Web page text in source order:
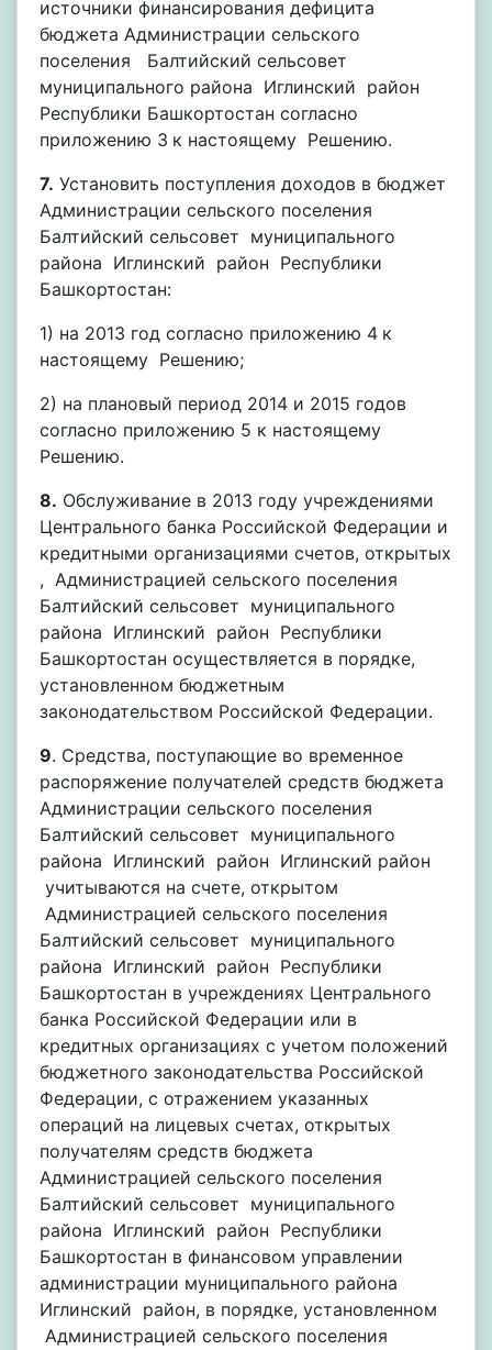
источники финансирования дефицита
бюджета Администрации сельского
поселения Балтийский сельсовет
муниципального района Иглинский район
Республики Башкортостан согласно
приложению 3 к настоящему Решению.
7. Установить поступления доходов в бюджет
Администрации сельского поселения
Балтийский сельсовет муниципального
района Иглинский район Республики
Башкортостан:
1) на 2013 год согласно приложению 4 к
настоящему Решению;
2) на плановый период 2014 и 2015 годов
согласно приложению 5 к настоящему
Решению.
8. Обслуживание в 2013 году учреждениями
Центрального банка Российской Федерации и
кредитными организациями счетов, открытых
, Администрацией сельского поселения
Балтийский сельсовет муниципального
района Иглинский район Республики
Башкортостан осуществляется в порядке,
установленном бюджетным
законодательством Российской Федерации.
9. Средства, поступающие во временное
распоряжение получателей средств бюджета
Администрации сельского поселения
Балтийский сельсовет муниципального
района Иглинский район Иглинский район
учитываются на счете, открытом
Администрацией сельского поселения
Балтийский сельсовет муниципального
района Иглинский район Республики
Башкортостан в учреждениях Центрального
банка Российской Федерации или в
кредитных организациях с учетом положений
бюджетного законодательства Российской
Федерации, с отражением указанных
операций на лицевых счетах, открытых
получателям средств бюджета
Администрацией сельского поселения
Балтийский сельсовет муниципального
района Иглинский район Республики
Башкортостан в финансовом управлении
администрации муниципального района
Иглинский район, в порядке, установленном
Администрацией сельского поселения